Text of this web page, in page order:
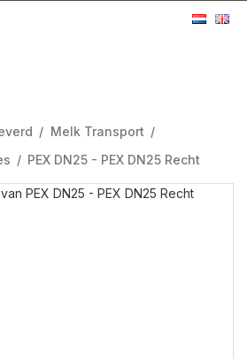
/ Melk Transport /
/ PEX DN25 - PEX DN25 Recht